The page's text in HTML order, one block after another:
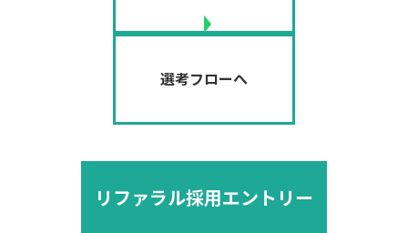
選考フローへ
リファラル採用エントリー